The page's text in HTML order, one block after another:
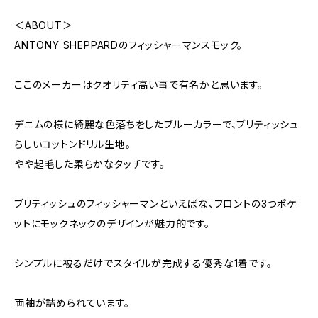
＜ABOUT＞
ANTONY SHEPPARDのフィッシャーマンスモック。
ここのメーカーはクオリティ高い事で有名かと思います。
デニムの様に綺麗な色落ちをしたブルーカラーで、ブリティッシュ
らしいコットンドリル生地。
やや起毛した柔らかなタッチです。
ブリティッシュのフィッシャーマンといえばな、フロントの3つポケ
ットにモックネックのデザインが魅力的です。
シンプルに被るだけでスタイルが完成する優秀な1着です。
両袖が詰められています。